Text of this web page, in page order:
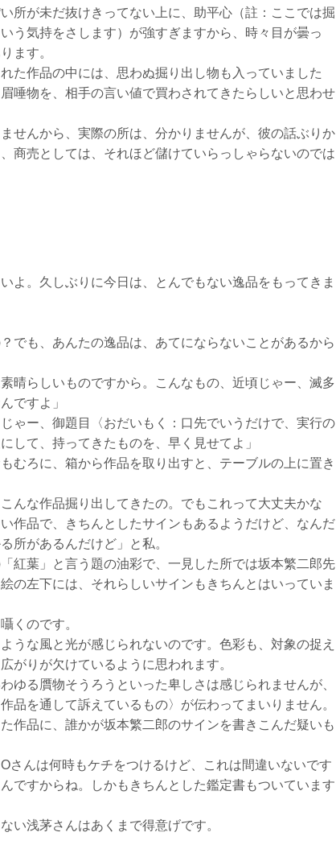
所が未だ抜けきってない上に、助平心（註：ここでは掘
う気持をさします）が強すぎますから、時々目が曇っ
ます。
た作品の中には、思わぬ掘り出し物も入っていました
唾物を、相手の言い値で買わされてきたらしいと思わせ
せんから、実際の所は、分かりませんが、彼の話ぶりか
商売としては、それほど儲けていらっしゃらないのでは
よ。久しぶりに今日は、とんでもない逸品をもってきま
でも、あんたの逸品は、あてにならないことがあるから
晴らしいものですから。こんなもの、近頃じゃー、滅多
ですよ」
ゃー、御題目〈おだいもく：口先でいうだけで、実行の
して、持ってきたものを、早く見せてよ」
むろに、箱から作品を取り出すと、テーブルの上に置き
んな作品掘り出してきたの。でもこれって大丈夫かな
作品で、きちんとしたサインもあるようだけど、なんだ
所があるんだけど」と私。
紅葉」と言う題の油彩で、一見した所では坂本繁二郎先
の左下には、それらしいサインもきちんとはいっていま
くのです。
うな風と光が感じられないのです。色彩も、対象の捉え
がりが欠けているように思われます。
ゆる贋物そうろうといった卑しさは感じられませんが、
品を通して訴えているもの〉が伝わってまいりません。
作品に、誰かが坂本繁二郎のサインを書きこんだ疑いも
さんは何時もケチをつけるけど、これは間違いないです
ですからね。しかもきちんとした鑑定書もついています
い浅茅さんはあくまで得意げです。